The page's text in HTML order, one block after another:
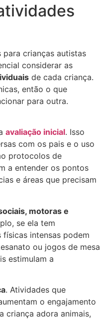
crianças autistas
considerar as
de cada criança.
então o que
para outra.
avaliação inicial. Isso
com os pais e o uso
protocolos de
a entender os pontos
e áreas que precisam
motoras e
se ela tem
intensas podem
ou jogos de mesa
estimulam a
. Atividades que
o engajamento
criança adora animais,